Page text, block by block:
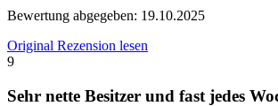
Bewertung abgegeben: 19.10.2025
Original Rezension lesen
9
Sehr nette Besitzer und fast jedes